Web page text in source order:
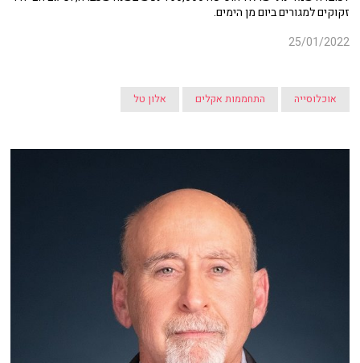
זקוקים למגורים ביום מן הימים.
25/01/2022
אוכלוסייה התחממות אקלים אלון טל